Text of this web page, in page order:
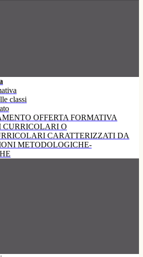
classi
OFFERTA FORMATIVA
CURRICOLARI O
CARATTERIZZATI DA
METODOLOGICHE-